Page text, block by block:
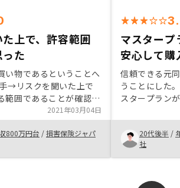
上で、許容範囲
た
い物であるということへ
→リスクを聞いた上で
範囲であることが確認で
った。 ・他の投資商品
で資産形成ができる。
→色々あるが、やっても
・担当について→いつ
できる。物件をGA社が
2021年03月04日
800万円台 /損害保険ジャパ
マスタープ
安心して購
信頼できる元
うことにした
スタープラン
20代後半 /
社